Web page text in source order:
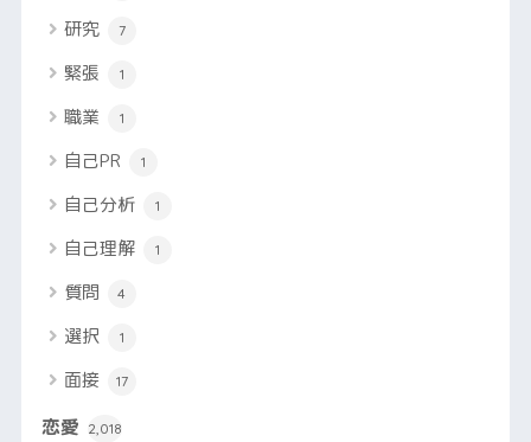
研究 7
緊張 1
職業 1
自己PR 1
自己分析 1
自己理解 1
質問 4
選択 1
面接 17
恋愛 2,018